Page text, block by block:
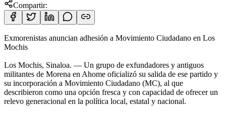
Compartir:
Exmorenistas anuncian adhesión a Movimiento Ciudadano en Los
Mochis
Los Mochis, Sinaloa. — Un grupo de exfundadores y antiguos
militantes de Morena en Ahome oficializó su salida de ese partido y
su incorporación a Movimiento Ciudadano (MC), al que
describieron como una opción fresca y con capacidad de ofrecer un
relevo generacional en la política local, estatal y nacional.